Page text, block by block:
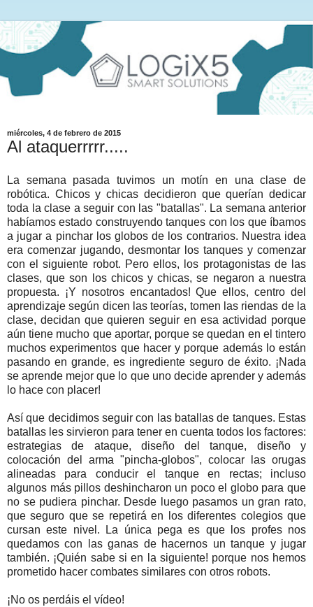
miércoles, 4 de febrero de 2015
Al ataquerrrrr.....
La semana pasada tuvimos un motín en una clase de
robótica. Chicos y chicas decidieron que querían dedicar
toda la clase a seguir con las "batallas". La semana anterior
habíamos estado construyendo tanques con los que íbamos
a jugar a pinchar los globos de los contrarios. Nuestra idea
era comenzar jugando, desmontar los tanques y comenzar
con el siguiente robot. Pero ellos, los protagonistas de las
clases, que son los chicos y chicas, se negaron a nuestra
propuesta. ¡Y nosotros encantados! Que ellos, centro del
aprendizaje según dicen las teorías, tomen las riendas de la
clase, decidan que quieren seguir en esa actividad porque
aún tiene mucho que aportar, porque se quedan en el tintero
muchos experimentos que hacer y porque además lo están
pasando en grande, es ingrediente seguro de éxito. ¡Nada
se aprende mejor que lo que uno decide aprender y además
lo hace con placer!
Así que decidimos seguir con las batallas de tanques. Estas
batallas les sirvieron para tener en cuenta todos los factores:
estrategias de ataque, diseño del tanque, diseño y
colocación del arma "pincha-globos", colocar las orugas
alineadas para conducir el tanque en rectas; incluso
algunos más pillos deshincharon un poco el globo para que
no se pudiera pinchar. Desde luego pasamos un gran rato,
que seguro que se repetirá en los diferentes colegios que
cursan este nivel. La única pega es que los profes nos
quedamos con las ganas de hacernos un tanque y jugar
también. ¡Quién sabe si en la siguiente! porque nos hemos
prometido hacer combates similares con otros robots.
¡No os perdáis el vídeo!